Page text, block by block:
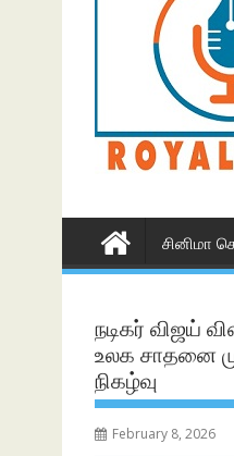
சினிமா
நடிகர் விஜய்
உலக சாதனை
நிகழ்வு
February 8, 2026